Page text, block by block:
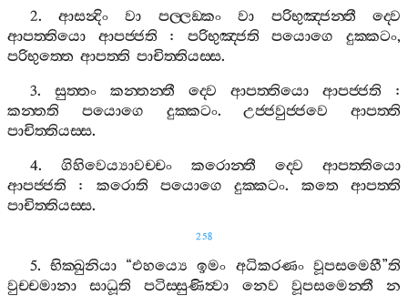
2.ආසන්‍දිං වා පල‍්ලඞ‍්කං වා පරිභුඤ‍්ජන‍්තී
ද‍්වෙ
ආපත‍්තියො
ආපජ‍්ජති : පරිභුඤ‍්ජති පයොගෙ දුක‍්කටං,
පරිභුත‍්තෙ ආපත‍්ති පාචිත‍්තියස‍්ස.
3. සුත‍්තං කන‍්තන‍්තී ද‍්වෙ ආපත‍්තියො ආපජ‍්ජති :
කන‍්තති
පයොගෙ දුක‍්කටං.උජ‍්ජවුජ‍්ජවෙ
ආපත‍්ති
පාචිත‍්තියස‍්ස.
4. ගිහිවෙය්‍යාවච‍්චං කරොන‍්තී ද‍්වෙ
ආපත‍්තියො
ආපජ‍්ජති : කරොති පයොගෙ දුක‍්කටං. කතෙ
ආපත‍්ති
පාචිත‍්තියස‍්ස.
258
5. භික‍්ඛුනියා“එහය්‍යෙ ඉමං අධිකරණං වූපසමෙහී”ති
වුච‍්චමානා
සාධූති පටිස‍්සුණිත්‍වා නෙව වූපසමෙන‍්තී
න